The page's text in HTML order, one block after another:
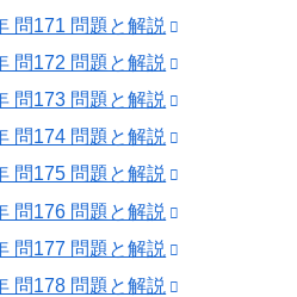
問171 問題と解説
問172 問題と解説
問173 問題と解説
問174 問題と解説
問175 問題と解説
問176 問題と解説
問177 問題と解説
問178 問題と解説